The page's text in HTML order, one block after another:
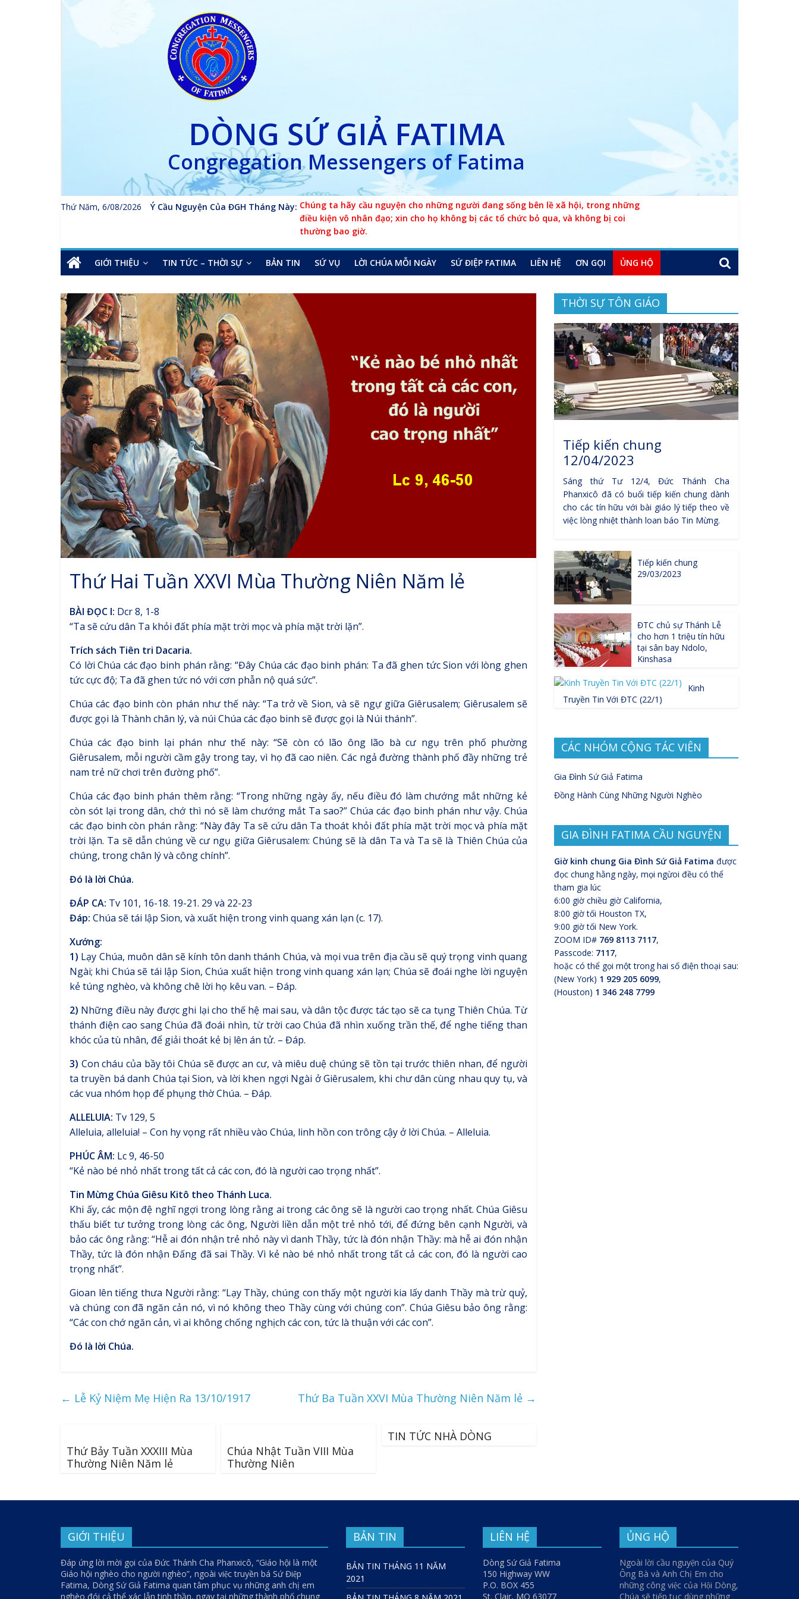
DÒNG SỨ GIẢ FATIMA
Congregation Messengers of Fatima
Thứ Năm, 6/08/2026 Ý Cầu Nguyện Của ĐGH Tháng Này: Chúng ta hãy cầu nguyện cho những người đang sống bên lề xã hội, trong những
điều kiện vô nhân đạo; xin cho họ không bị các tổ chức bỏ qua, và không bị coi
thường bao giờ.
GIỚI THIỆU TIN TỨC – THỜI SỰ BẢN TIN SỨ VỤ LỜI CHÚA MỖI NGÀY SỨ ĐIỆP FATIMA LIÊN HỆ ƠN GỌI ỦNG HỘ
Thứ Hai Tuần XXVI Mùa Thường Niên Năm lẻ
BÀI ĐỌC I: Dcr 8, 1-8
“Ta sẽ cứu dân Ta khỏi đất phía mặt trời mọc và phía mặt trời lặn”.
Trích sách Tiên tri Dacaria.
Có lời Chúa các đạo binh phán rằng: “Đây Chúa các đạo binh phán: Ta đã ghen tức Sion với lòng ghen
tức cực độ; Ta đã ghen tức nó với cơn phẫn nộ quá sức”.
Chúa các đạo binh còn phán như thế này: “Ta trở về Sion, và sẽ ngự giữa Giêrusalem; Giêrusalem sẽ
được gọi là Thành chân lý, và núi Chúa các đạo binh sẽ được gọi là Núi thánh”.
Chúa các đạo binh lại phán như thế này: “Sẽ còn có lão ông lão bà cư ngụ trên phố phường
Giêrusalem, mỗi người cầm gậy trong tay, vì họ đã cao niên. Các ngả đường thành phố đầy những trẻ
nam trẻ nữ chơi trên đường phố”.
Chúa các đạo binh phán thêm rằng: “Trong những ngày ấy, nếu điều đó làm chướng mắt những kẻ
còn sót lại trong dân, chớ thì nó sẽ làm chướng mắt Ta sao?” Chúa các đạo binh phán như vậy. Chúa
các đạo binh còn phán rằng: “Này đây Ta sẽ cứu dân Ta thoát khỏi đất phía mặt trời mọc và phía mặt
trời lặn. Ta sẽ dẫn chúng về cư ngụ giữa Giêrusalem: Chúng sẽ là dân Ta và Ta sẽ là Thiên Chúa của
chúng, trong chân lý và công chính”.
Đó là lời Chúa.
ĐÁP CA: Tv 101, 16-18. 19-21. 29 và 22-23
Đáp: Chúa sẽ tái lập Sion, và xuất hiện trong vinh quang xán lạn (c. 17).
Xướng:
1) Lạy Chúa, muôn dân sẽ kính tôn danh thánh Chúa, và mọi vua trên địa cầu sẽ quý trọng vinh quang
Ngài; khi Chúa sẽ tái lập Sion, Chúa xuất hiện trong vinh quang xán lạn; Chúa sẽ đoái nghe lời nguyện
kẻ túng nghèo, và không chê lời họ kêu van. – Đáp.
2) Những điều này được ghi lại cho thế hệ mai sau, và dân tộc được tác tạo sẽ ca tụng Thiên Chúa. Từ
thánh điện cao sang Chúa đã đoái nhìn, từ trời cao Chúa đã nhìn xuống trần thế, để nghe tiếng than
khóc của tù nhân, để giải thoát kẻ bị lên án tử. – Đáp.
3) Con cháu của bầy tôi Chúa sẽ được an cư, và miêu duệ chúng sẽ tồn tại trước thiên nhan, để người
ta truyền bá danh Chúa tại Sion, và lời khen ngợi Ngài ở Giêrusalem, khi chư dân cùng nhau quy tụ, và
các vua nhóm họp để phụng thờ Chúa. – Đáp.
ALLELUIA: Tv 129, 5
Alleluia, alleluia! – Con hy vọng rất nhiều vào Chúa, linh hồn con trông cậy ở lời Chúa. – Alleluia.
PHÚC ÂM: Lc 9, 46-50
“Kẻ nào bé nhỏ nhất trong tất cả các con, đó là người cao trọng nhất”.
Tin Mừng Chúa Giêsu Kitô theo Thánh Luca.
Khi ấy, các mộn đệ nghĩ ngợi trong lòng rằng ai trong các ông sẽ là người cao trọng nhất. Chúa Giêsu
thấu biết tư tưởng trong lòng các ông, Người liền dẫn một trẻ nhỏ tới, để đứng bên cạnh Người, và
bảo các ông rằng: “Hễ ai đón nhận trẻ nhỏ này vì danh Thầy, tức là đón nhận Thầy: mà hễ ai đón nhận
Thầy, tức là đón nhận Đấng đã sai Thầy. Vì kẻ nào bé nhỏ nhất trong tất cả các con, đó là người cao
trọng nhất”.
Gioan lên tiếng thưa Người rằng: “Lạy Thầy, chúng con thấy một người kia lấy danh Thầy mà trừ quỷ,
và chúng con đã ngăn cản nó, vì nó không theo Thầy cùng với chúng con”. Chúa Giêsu bảo ông rằng:
“Các con chớ ngăn cản, vì ai không chống nghịch các con, tức là thuận với các con”.
Đó là lời Chúa.
← Lễ Kỷ Niệm Mẹ Hiện Ra 13/10/1917 Thứ Ba Tuần XXVI Mùa Thường Niên Năm lẻ →
Thứ Bảy Tuần XXXIII Mùa
Thường Niên Năm lẻ
Chúa Nhật Tuần VIII Mùa
Thường Niên
TIN TỨC NHÀ DÒNG
THỜI SỰ TÔN GIÁO
Tiếp kiến chung
12/04/2023
Sáng thứ Tư 12/4, Đức Thánh Cha
Phanxicô đã có buổi tiếp kiến chung dành
cho các tín hữu với bài giáo lý tiếp theo về
việc lòng nhiệt thành loan báo Tin Mừng.
Tiếp kiến chung
29/03/2023
ĐTC chủ sự Thánh Lễ
cho hơn 1 triệu tín hữu
tại sân bay Ndolo,
Kinshasa
Kinh
Truyền Tin Với ĐTC (22/1)
CÁC NHÓM CỘNG TÁC VIÊN
Gia Đình Sứ Giả Fatima
Đồng Hành Cùng Những Người Nghèo
GIA ĐÌNH FATIMA CẦU NGUYỆN
Giờ kinh chung Gia Đình Sứ Giả Fatima được
đọc chung hằng ngày, mọi ngừoi đều có thể
tham gia lúc
6:00 giờ chiều giờ California,
8:00 giờ tối Houston TX,
9:00 giờ tối New York.
ZOOM ID# 769 8113 7117,
Passcode: 7117,
hoặc có thể gọi một trong hai số điện thoại sau:
(New York) 1 929 205 6099,
(Houston) 1 346 248 7799
GIỚI THIỆU
Đáp ứng lời mời gọi của Đức Thánh Cha Phanxicô, “Giáo hội là một
Giáo hội nghèo cho người nghèo”, ngoài việc truyền bá Sứ Điệp
Fatima, Dòng Sứ Giả Fatima quan tâm phục vụ những anh chị em
nghèo đói cả thể xác lẫn tinh thần, ngay tại những thành phố chung
BẢN TIN
BẢN TIN THÁNG 11 NĂM
2021
LIÊN HỆ
Dòng Sứ Giả Fatima
150 Highway WW
P.O. BOX 455
St. Clair, MO 63077
ỦNG HỘ
Ngoài lời cầu nguyện của Quý
Ông Bà và Anh Chị Em cho
những công việc của Hội Dòng,
Chúa sẽ tiếp tục dùng những